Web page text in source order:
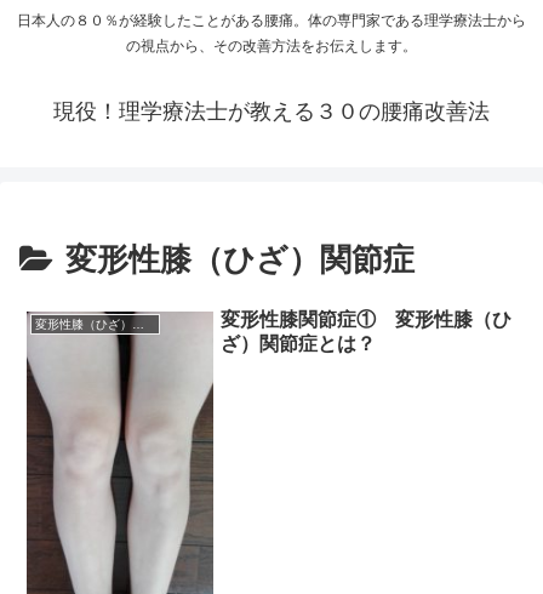
日本人の８０％が経験したことがある腰痛。体の専門家である理学療法士から
の視点から、その改善方法をお伝えします。
現役！理学療法士が教える３０の腰痛改善法
変形性膝（ひざ）関節症
変形性膝関節症① 変形性膝（ひ
ざ）関節症とは？